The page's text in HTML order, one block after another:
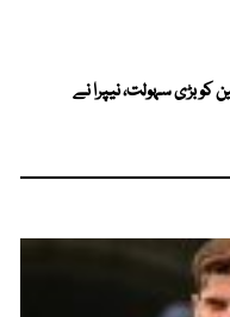
کو بڑی سہولت، نیپرا نے